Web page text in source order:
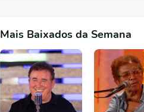
Mais Baixados da Semana